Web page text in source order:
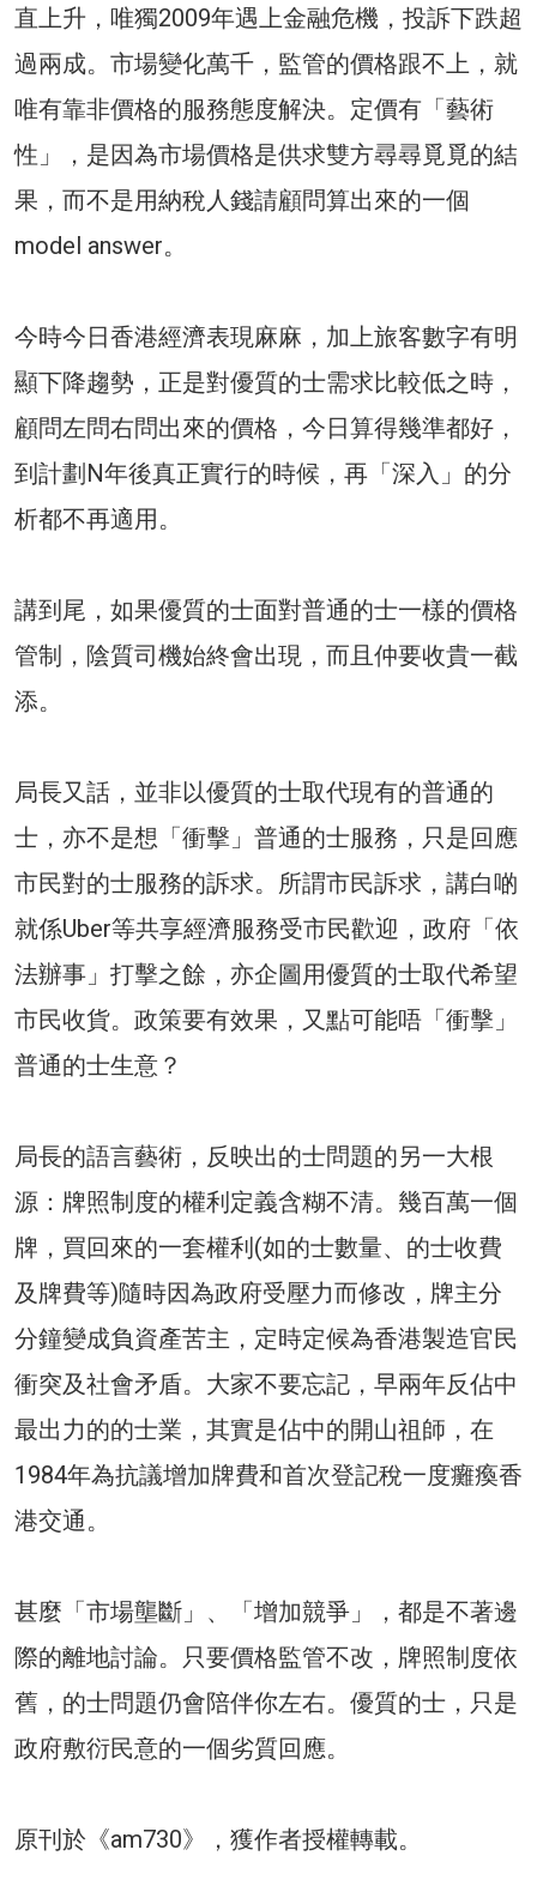
直上升，唯獨2009年遇上金融危機，投訴下跌超
過兩成。市場變化萬千，監管的價格跟不上，就
唯有靠非價格的服務態度解決。定價有「藝術
性」，是因為市場價格是供求雙方尋尋覓覓的結
果，而不是用納稅人錢請顧問算出來的一個
model answer。
今時今日香港經濟表現麻麻，加上旅客數字有明
顯下降趨勢，正是對優質的士需求比較低之時，
顧問左問右問出來的價格，今日算得幾準都好，
到計劃N年後真正實行的時候，再「深入」的分
析都不再適用。
講到尾，如果優質的士面對普通的士一樣的價格
管制，陰質司機始終會出現，而且仲要收貴一截
添。
局長又話，並非以優質的士取代現有的普通的
士，亦不是想「衝擊」普通的士服務，只是回應
市民對的士服務的訴求。所謂市民訴求，講白啲
就係Uber等共享經濟服務受市民歡迎，政府「依
法辦事」打擊之餘，亦企圖用優質的士取代希望
市民收貨。政策要有效果，又點可能唔「衝擊」
普通的士生意？
局長的語言藝術，反映出的士問題的另一大根
源：牌照制度的權利定義含糊不清。幾百萬一個
牌，買回來的一套權利(如的士數量、的士收費
及牌費等)隨時因為政府受壓力而修改，牌主分
分鐘變成負資產苦主，定時定候為香港製造官民
衝突及社會矛盾。大家不要忘記，早兩年反佔中
最出力的的士業，其實是佔中的開山祖師，在
1984年為抗議增加牌費和首次登記稅一度癱瘓香
港交通。
甚麼「市場壟斷」、「增加競爭」，都是不著邊
際的離地討論。只要價格監管不改，牌照制度依
舊，的士問題仍會陪伴你左右。優質的士，只是
政府敷衍民意的一個劣質回應。
原刊於《am730》，獲作者授權轉載。